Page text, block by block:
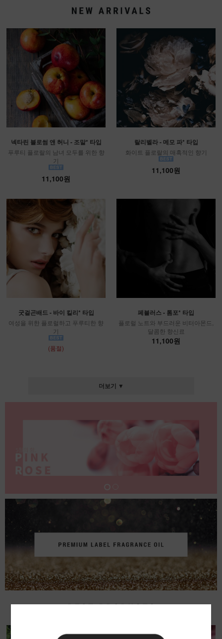
넥타린 블로썸 앤 허니 - 조말* 타입
푸루티 플로랄의 남녀 모두를 위한 향
기
11,100원
랄리벨라 - 메모 파* 타입
화이트 플로랄의 매혹적인 향기
11,100원
굿걸곤배드 - 바이 킬리* 타입
여성을 위한 플로럴하고 푸루티한 향
기
(품절)
페뷸러스 - 톰포* 타입
플로럴 노트와 부드러운 비터아몬드,
달콤한 향신료
11,100원
더보기 ▼